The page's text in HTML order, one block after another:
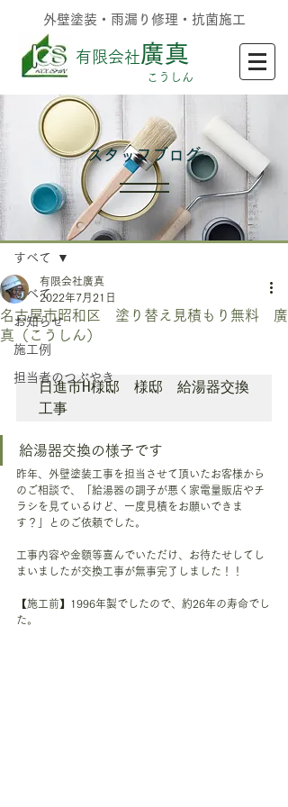
外壁塗装・雨漏り修理・抗菌施工
有限会社廣真
​こうしん
記事
すべて
お知らせ
施工例
担当者のつぶやき
すべて
名古屋市昭和区 塗り替え見積もり無料 廣
真（こうしん）
有限会社廣真
2022年7月21日
日進市H様邸　様邸　給湯器交換
工事
給湯器交換の様子です
昨年、外壁塗装工事を担当させて頂いたお客様から
のご相談で、「給湯器の調子が悪く家電量販店やチ
ラシを見ているけど、一度見積をお願いできま
す？」とのご依頼でした。
工事内容や金額等喜んでいただけ、お待たせしてし
まいましたが交換工事が無事完了しました！！
【施工前】1996年製でしたので、約26年の寿命でし
た。
​スタッフブログ